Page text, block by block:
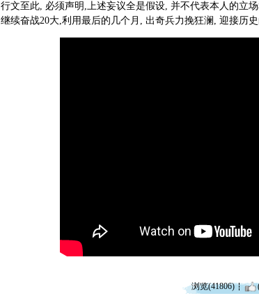
行文至此, 必须声明,上述妄议全是假设, 并不代表本人的立
继续奋战20大,利用最后的几个月, 出奇兵力挽狂澜, 迎接历史
浏览(41806)